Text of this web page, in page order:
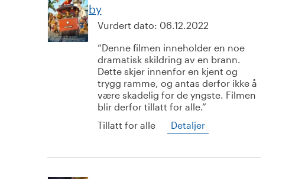
by
Vurdert dato: 06.12.2022
Denne filmen inneholder en noe
dramatisk skildring av en brann.
Dette skjer innenfor en kjent og
trygg ramme, og antas derfor ikke å
være skadelig for de yngste. Filmen
blir derfor tillatt for alle.
Tillatt for alle
Detaljer